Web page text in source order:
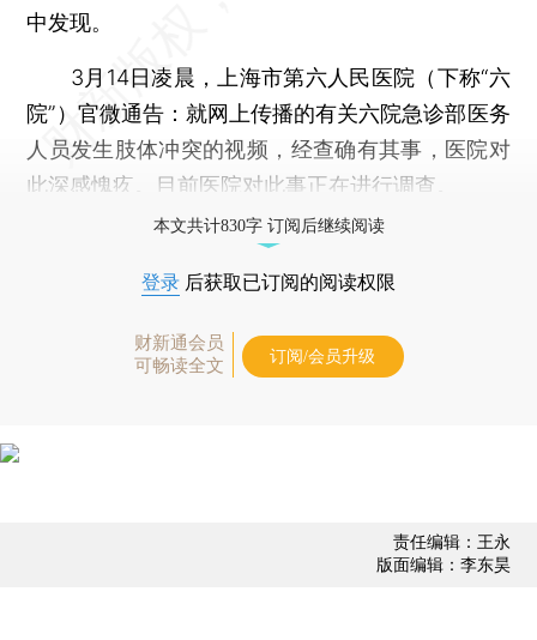
中发现。
3月14日凌晨，上海市第六人民医院（下称“六
院”）官微通告：就网上传播的有关六院急诊部医务
人员发生肢体冲突的视频，经查确有其事，医院对
此深感愧疚。目前医院对此事正在进行调查。
本文共计830字 订阅后继续阅读
登录 后获取已订阅的阅读权限
财新通会员
可畅读全文
订阅/会员升级
责任编辑：王永
版面编辑：李东昊